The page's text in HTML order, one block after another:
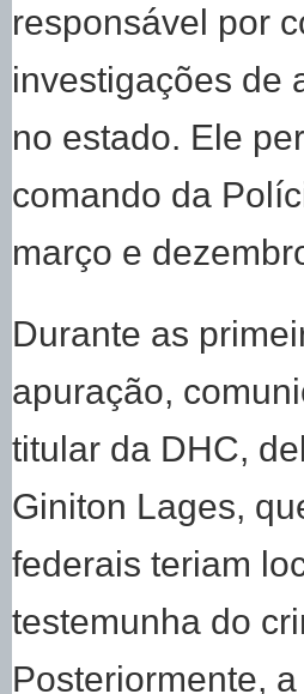
responsável por
investigações de
no estado. Ele
comando da
março e
Durante as
apuração,
titular da DHC,
Giniton Lages,
federais teriam
testemunha do
Posteriormente,